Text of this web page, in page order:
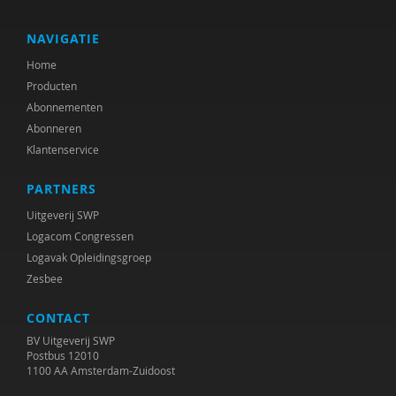
Nelleke Bakker
Ana del Barrio Saiz
Rob Bartels
Suzanne Batelaan
Aleid H.M. Beets Kessens
Marjorie Beld
Joop Berding
Maurits Berger
Pier Bergsma
NAVIGATIE
Home
Producten
Abonnementen
Abonneren
Klantenservice
PARTNERS
Uitgeverij SWP
Logacom Congressen
Logavak Opleidingsgroep
Zesbee
CONTACT
BV Uitgeverij SWP
Postbus 12010
1100 AA Amsterdam-Zuidoost